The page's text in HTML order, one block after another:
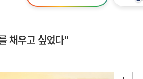
채우고 싶었다"